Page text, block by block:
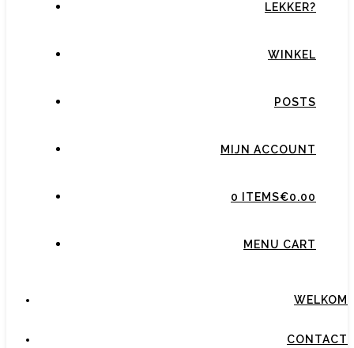
LEKKER?
WINKEL
POSTS
MIJN ACCOUNT
0 ITEMS€0.00
MENU CART
WELKOM
CONTACT